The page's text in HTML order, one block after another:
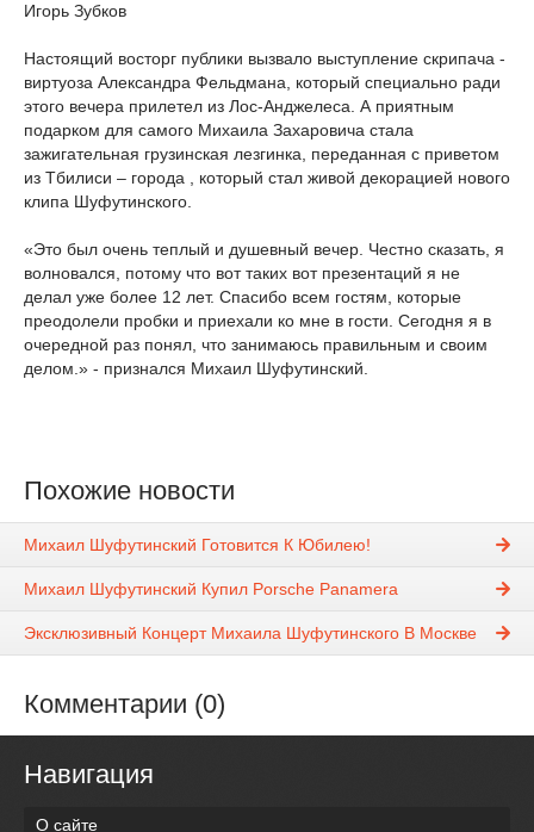
Игорь Зубков
Настоящий восторг публики вызвало выступление скрипача -
виртуоза Александра Фельдмана, который специально ради
этого вечера прилетел из Лос-Анджелеса. А приятным
подарком для самого Михаила Захаровича стала
зажигательная грузинская лезгинка, переданная с приветом
из Тбилиси – города , который стал живой декорацией нового
клипа Шуфутинского.
«Это был очень теплый и душевный вечер. Честно сказать, я
волновался, потому что вот таких вот презентаций я не
делал уже более 12 лет. Спасибо всем гостям, которые
преодолели пробки и приехали ко мне в гости. Сегодня я в
очередной раз понял, что занимаюсь правильным и своим
делом.» - признался Михаил Шуфутинский.
Похожие новости
Михаил Шуфутинский Готовится К Юбилею!
Михаил Шуфутинский Купил Porsche Panamera
Эксклюзивный Концерт Михаила Шуфутинского В Москве
Комментарии (0)
Навигация
О сайте